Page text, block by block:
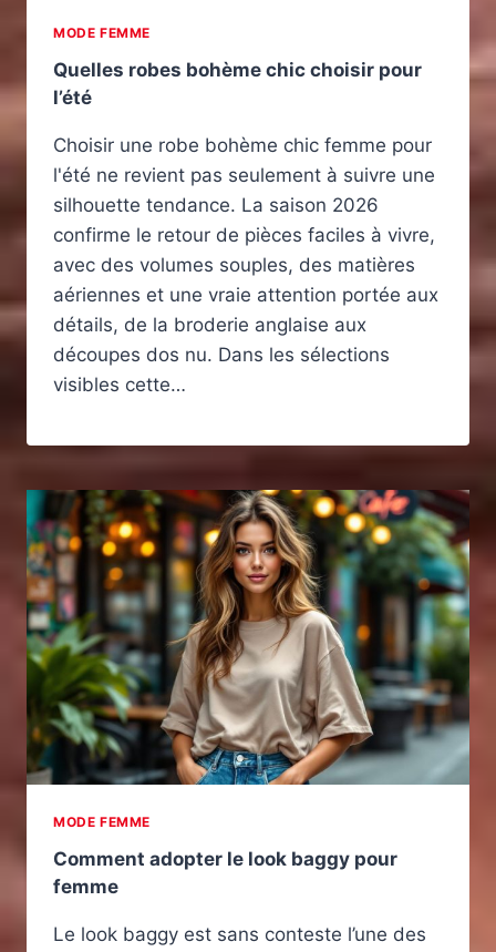
MODE FEMME
Quelles robes bohème chic choisir pour
l’été
Choisir une robe bohème chic femme pour
l'été ne revient pas seulement à suivre une
silhouette tendance. La saison 2026
confirme le retour de pièces faciles à vivre,
avec des volumes souples, des matières
aériennes et une vraie attention portée aux
détails, de la broderie anglaise aux
découpes dos nu. Dans les sélections
visibles cette…
MODE FEMME
Comment adopter le look baggy pour
femme
Le look baggy est sans conteste l’une des